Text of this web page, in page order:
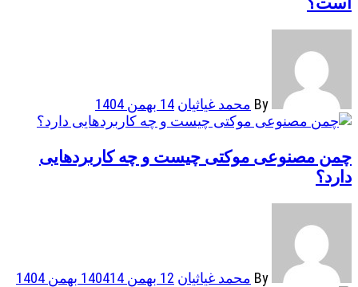
محمد غیاثیان 14 بهمن 1404
چمن مصنوعی موکتی چیست و چه کاربردهایی
دارد؟
محمد غیاثیان 12 بهمن 1404 14 بهمن 1404